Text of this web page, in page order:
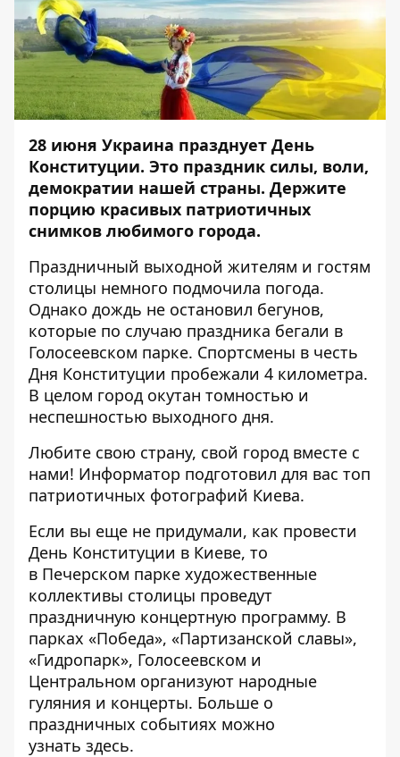
28 июня Украина празднует День
Конституции. Это праздник силы, воли,
демократии нашей страны. Держите
порцию красивых патриотичных
снимков любимого города.
Праздничный выходной жителям и гостям
столицы немного подмочила погода.
Однако дождь не остановил бегунов,
которые по случаю праздника бегали в
Голосеевском парке. Спортсмены в честь
Дня Конституции пробежали 4 километра.
В целом город окутан томностью и
неспешностью выходного дня.
Любите свою страну, свой город вместе с
нами! Информатор подготовил для вас топ
патриотичных фотографий Киева.
Если вы еще не придумали, как провести
День Конституции в Киеве, то
в Печерском парке художественные
коллективы столицы проведут
праздничную концертную программу. В
парках «Победа», «Партизанской славы»,
«Гидропарк», Голосеевском и
Центральном организуют народные
гуляния и концерты. Больше о
праздничных событиях можно
узнать здесь.